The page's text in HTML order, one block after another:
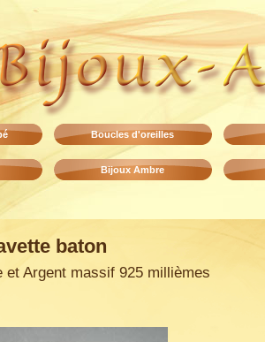
Boucles d'oreilles
Bijoux Ambre
baton
et Argent massif 925 millièmes